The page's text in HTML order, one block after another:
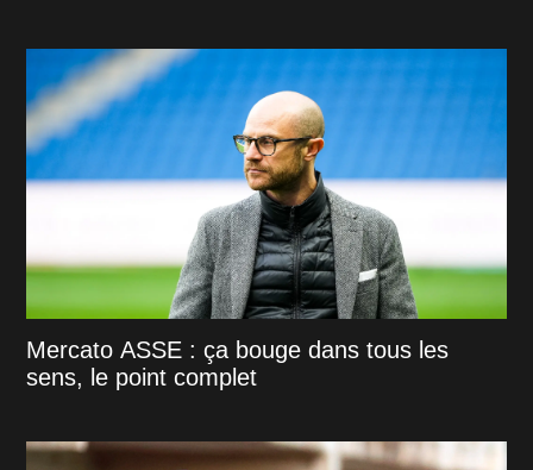
Mercato ASSE : ça bouge dans tous les
sens, le point complet